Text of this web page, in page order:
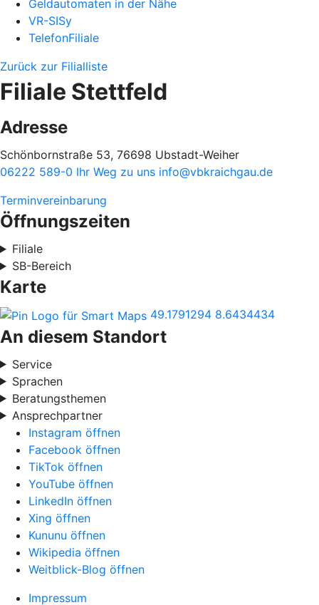
Geldautomaten in der Nähe
VR-SISy
TelefonFiliale
Zurück zur Filialliste
Filiale Stettfeld
Adresse
Schönbornstraße 53, 76698 Ubstadt-Weiher
06222 589-0 Ihr Weg zu uns info@vbkraichgau.de
Terminvereinbarung
Öffnungszeiten
Filiale
SB-Bereich
Karte
49.1791294 8.6434434
An diesem Standort
Service
Sprachen
Beratungsthemen
Ansprechpartner
Instagram öffnen
Facebook öffnen
TikTok öffnen
YouTube öffnen
LinkedIn öffnen
Xing öffnen
Kununu öffnen
Wikipedia öffnen
Weitblick-Blog öffnen
Impressum